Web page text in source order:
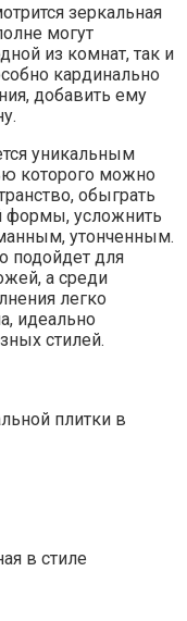
зеркальная
могут
из комнат, так и
кардинально
добавить ему
уникальным
которого можно
обыграть
формы, усложнить
утонченным.
подойдет для
а среди
легко
идеально
стилей.
плитки в
в стиле